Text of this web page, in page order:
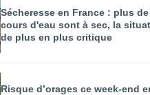
Sécheresse en France : plus de
cours d'eau sont à sec, la
de plus en plus critique
Risque d’orages ce week-end